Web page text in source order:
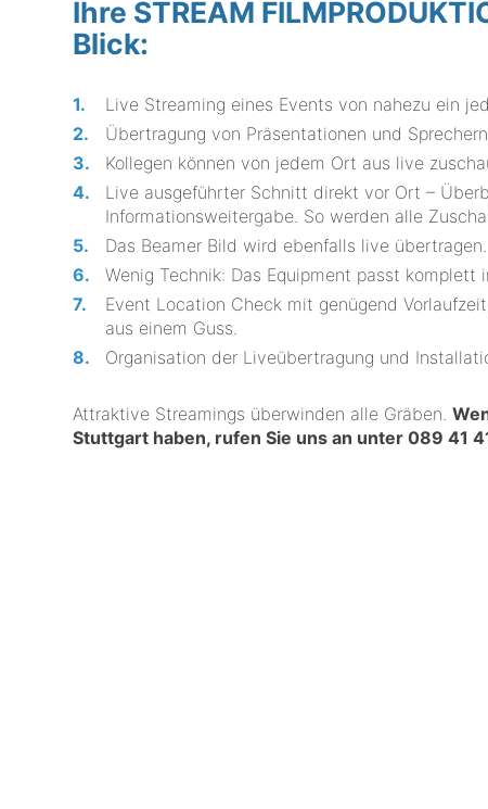
Ihre STREAM
Blick:
Live Streaming eines Events von nahezu ein
Übertragung von Präsentationen und
Kollegen können von jedem Ort aus live
Live ausgeführter Schnitt direkt vor Ort –
Informationsweitergabe. So werden alle
Das Beamer Bild wird ebenfalls live übertragen.
Wenig Technik: Das Equipment passt komplett
Event Location Check mit genügend
aus einem Guss.
Organisation der Liveübertragung und
Attraktive Streamings überwinden alle Gräben.
Stuttgart haben, rufen Sie uns an unter089 41